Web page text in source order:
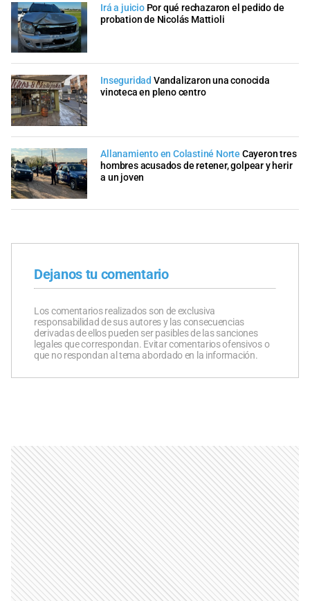
Irá a juicio Por qué rechazaron el pedido de
probation de Nicolás Mattioli
Inseguridad Vandalizaron una conocida
vinoteca en pleno centro
Allanamiento en Colastiné Norte Cayeron tres
hombres acusados de retener, golpear y herir
a un joven
Dejanos tu comentario
Los comentarios realizados son de exclusiva
responsabilidad de sus autores y las consecuencias
derivadas de ellos pueden ser pasibles de las sanciones
legales que correspondan. Evitar comentarios ofensivos o
que no respondan al tema abordado en la información.